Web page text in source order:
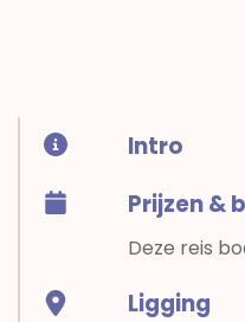
Intro
Prijzen &
Deze reis
Ligging